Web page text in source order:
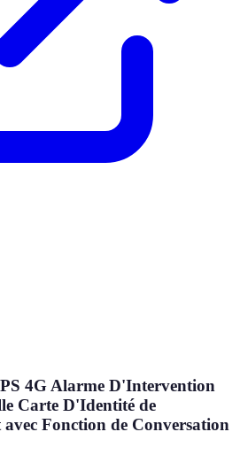
4G Alarme D'Intervention
Carte D'Identité de
Fonction de Conversation